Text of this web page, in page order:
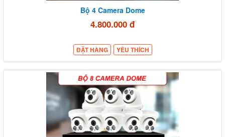
Bộ 4 Camera Dome
4.800.000 đ
ĐẶT HÀNG YÊU THÍCH